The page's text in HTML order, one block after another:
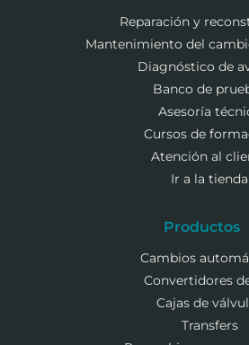
Reparación y
Mantenimiento del
Diagnóstico de
Banco de
Asesoría
Cursos de
Atención al
Ir a la tienda
Productos
Cambios
Convertidores
Cajas de
Transfers